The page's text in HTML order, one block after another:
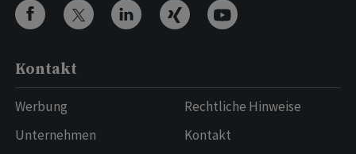
Kontakt
Werbung
Unternehmen
Rechtliche Hinweise
Kontakt